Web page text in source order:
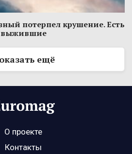
потерпел крушение. Есть
выжившие
ещё
О проекте
Контакты